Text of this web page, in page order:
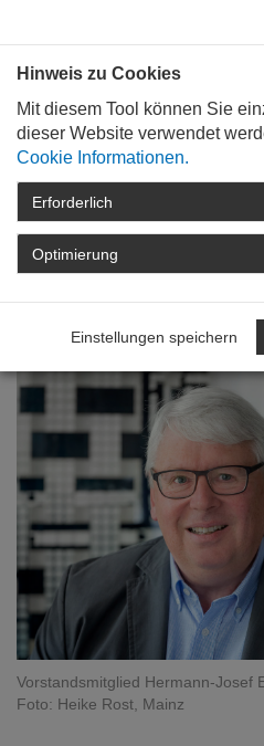
STARTSEITE
Vorstandsmitglied Hermann-Josef
Foto: Heike Rost, Mainz
Hinweis zu Cookies
Mit diesem Tool können Sie
dieser Website verwendet
Cookie Informationen.
Erforderlich
Optimierung
Einstellungen speichern